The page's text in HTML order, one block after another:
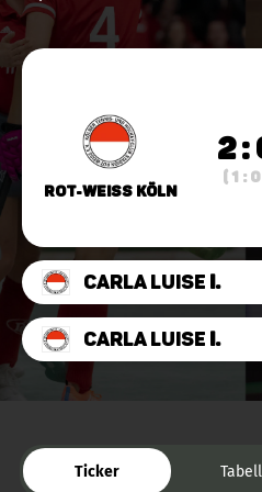
Rot-Weiss Köln
2 :
( 1 : 0
Carla Luise I.
Carla Luise I.
Ticker